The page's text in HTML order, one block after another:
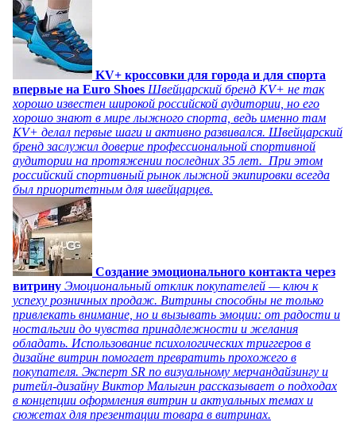
KV+ кроссовки для города и для спорта
впервые на Euro Shoes Швейцарский бренд KV+ не так
хорошо известен широкой российской аудитории, но его
хорошо знают в мире лыжного спорта, ведь именно там
KV+ делал первые шаги и активно развивался. Швейцарский
бренд заслужил доверие профессиональной спортивной
аудитории на протяжении последних 35 лет. При этом
российский спортивный рынок лыжной экипировки всегда
был приоритетным для швейцарцев.
Создание эмоционального контакта через
витрину Эмоциональный отклик покупателей — ключ к
успеху розничных продаж. Витрины способны не только
привлекать внимание, но и вызывать эмоции: от радости и
ностальгии до чувства принадлежности и желания
обладать. Использование психологических триггеров в
дизайне витрин помогает превратить прохожего в
покупателя. Эксперт SR по визуальному мерчандайзингу и
ритейл-дизайну Виктор Малыгин рассказывает о подходах
в концепции оформления витрин и актуальных темах и
сюжетах для презентации товара в витринах.